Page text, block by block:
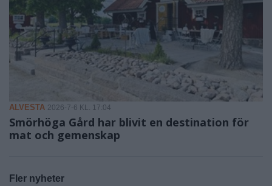
ALVESTA 2026-7-6 KL. 17:04
Smörhöga Gård har blivit en destination för
mat och gemenskap
Fler nyheter